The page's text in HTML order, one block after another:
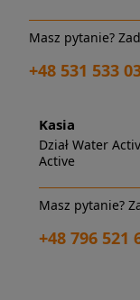
Masz pytanie?
+48 531 533
Kasia
Dział Water
Active
Masz pytanie?
+48 796 521